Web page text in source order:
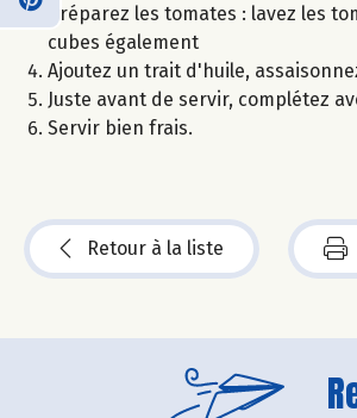
Préparez les tomates : lavez les
cubes également
Ajoutez un trait d'huile,
Juste avant de servir, complétez
Servir bien frais.
Retour à la liste